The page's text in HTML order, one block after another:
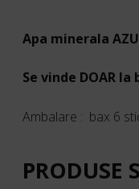
Apa minerala
Se vinde DOAR la
Ambalare : bax 6
PRODUSE